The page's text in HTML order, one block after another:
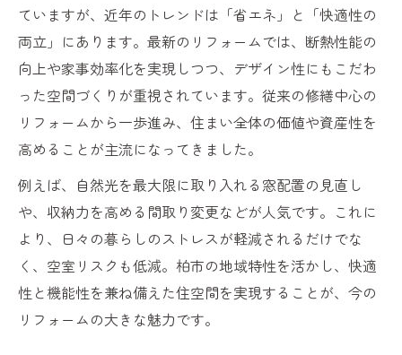
補助金活用のリフォームでコストダウン実
現
リフォームを通じた住まい資産価値アップ法
リフォームで資産価値を高める具体的アプ
ローチ
理由
リフォームがもたらす賃貸物件の競争力強
化
資産価値を守るためのリフォームタイミン
グとは
ていますが、近年のトレンドは「省エネ」と「快適性の
両立」にあります。最新のリフォームでは、断熱性能の
向上や家事効率化を実現しつつ、デザイン性にもこだわ
った空間づくりが重視されています。従来の修繕中心の
リフォームから一歩進み、住まい全体の価値や資産性を
高めることが主流になってきました。
例えば、自然光を最大限に取り入れる窓配置の見直し
や、収納力を高める間取り変更などが人気です。これに
より、日々の暮らしのストレスが軽減されるだけでな
く、空室リスクも低減。柏市の地域特性を活かし、快適
性と機能性を兼ね備えた住空間を実現することが、今の
リフォームの大きな魅力です。